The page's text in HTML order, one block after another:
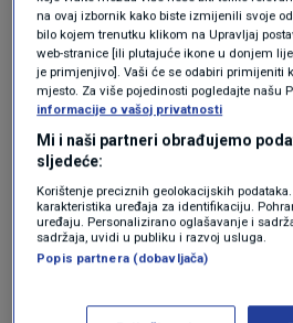
i „oštećuje četiri prozora
žrtve te vozilo žrtve“.
DeFoor su ubrzo nakon
Tajne službe.
Kada su policijski službenici
upoznali s njegovim
„Ne znam“, navodi se u
BREAKING: William DeFoor, 26, has
na ovaj izbornik kako biste izmijenili svoje
bilo kojem trenutku klikom na Upravljaj
web-stranice [ili plutajuće ikone u donjem
je primjenjivo]. Vaši će se odabiri primijeniti
mjesto. Za više pojedinosti pogledajte našu
informacije o vašoj privatnosti
Mi i naši partneri obrađujemo
sljedeće:
Korištenje preciznih geolokacijskih
karakteristika uređaja za identifikaciju.
uređaju. Personalizirano oglašavanje i
sadržaja, uvidi u publiku i razvoj usluga.
Popis partnera (dobavljača)